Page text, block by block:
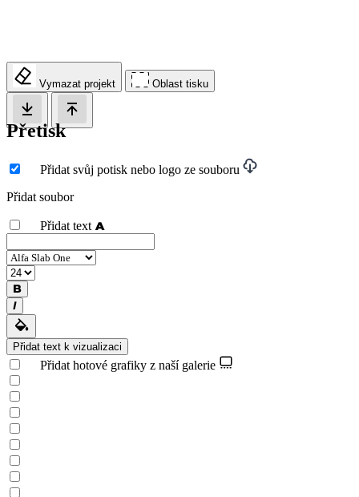
Vymazat projekt Oblast tisku
Přetisk
Přidat svůj potisk nebo logo ze souboru
Přidat soubor
Přidat text
Přidat text k vizualizaci
Přidat hotové grafiky z naší galerie